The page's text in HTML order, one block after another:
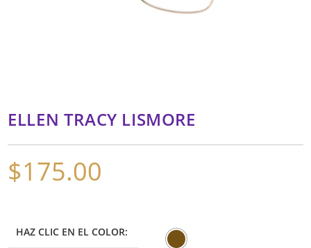
ELLEN TRACY LISMORE
$175.00
HAZ CLIC EN EL COLOR: